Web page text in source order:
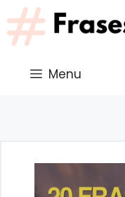
Saltar
al
contenido
Menu